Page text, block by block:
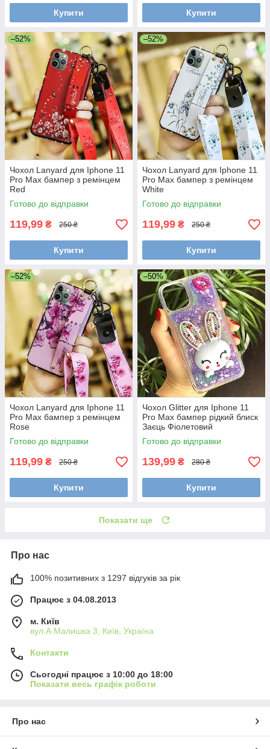
Купити Купити
–52%
Чохол Lanyard для Iphone 11
Pro Max бампер з ремінцем
Red
Готово до відправки
119,99 ₴ 250 ₴
Купити
–52%
Чохол Lanyard для Iphone 11
Pro Max бампер з ремінцем
White
Готово до відправки
119,99 ₴ 250 ₴
Купити
–52%
Чохол Lanyard для Iphone 11
Pro Max бампер з ремінцем
Rose
Готово до відправки
119,99 ₴ 250 ₴
Купити
–50%
Чохол Glitter для Iphone 11
Pro Max бампер рідкий блиск
Заєць Фіолетовий
Готово до відправки
139,99 ₴ 280 ₴
Купити
Показати ще
Про нас
100% позитивних з 1297 відгуків за рік
Працює з 04.08.2013
м. Київ
вул.А.Малишка 3, Київ, Україна
Контакти
Сьогодні працює з 10:00 до 18:00
Показати весь графік роботи
Про нас